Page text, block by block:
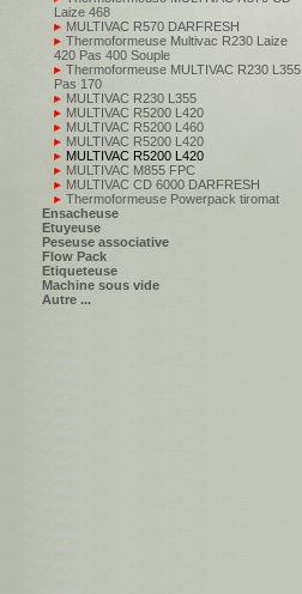
Laize 468
MULTIVAC R570 DARFRESH
Thermoformeuse Multivac R230 Laize
420 Pas 400 Souple
Thermoformeuse MULTIVAC R230 L355
Pas 170
MULTIVAC R230 L355
MULTIVAC R5200 L420
MULTIVAC R5200 L460
MULTIVAC R5200 L420
MULTIVAC R5200 L420
MULTIVAC M855 FPC
MULTIVAC CD 6000 DARFRESH
Thermoformeuse Powerpack tiromat
Ensacheuse
Etuyeuse
Peseuse associative
Flow Pack
Etiqueteuse
Machine sous vide
Autre ...